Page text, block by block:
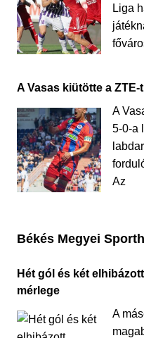
Liga
A Vasas kiütötte a ZTE-t
A
5-0-a
Az
Békés Megyei
Hét gól és két
mérlege
A